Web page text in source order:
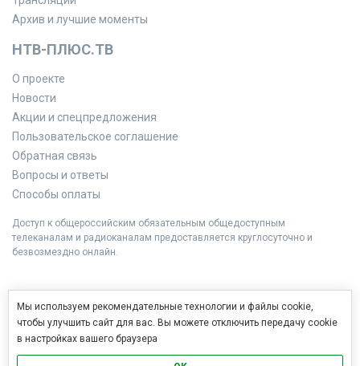
Архив и лучшие моменты
НТВ-ПЛЮС.ТВ
О проекте
Новости
Акции и спецпредложения
Пользовательское соглашение
Обратная связь
Вопросы и ответы
Способы оплаты
Доступ к общероссийским обязательным общедоступным
телеканалам и радиоканалам предоставляется круглосуточно и
безвозмездно онлайн.
Мы используем рекомендательные технологии и файлы cookie,
чтобы улучшить сайт для вас. Вы можете отключить передачу cookie
в настройках вашего браузера